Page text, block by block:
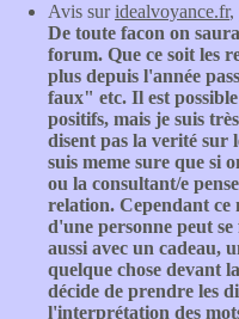
Avis suridealvoyance.fr,
De toute facon on
forum. Que ce soit les
plus depuis l'année
faux" etc. Il est
positifs, mais je suis
disent pas la verité sur
suis meme sure que si
ou la consultant/e
relation. Cependant ce
d'une personne peut
aussi avec un cadeau,
quelque chose devant
décide de prendre les
l'interprétation des